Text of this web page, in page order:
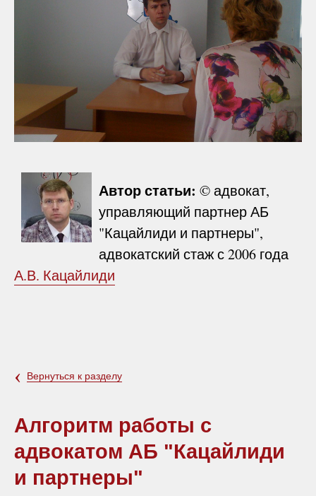
Автор статьи: © адвокат,
управляющий партнер АБ
"Кацайлиди и партнеры",
адвокатский стаж с 2006 года
А.В. Кацайлиди
‹ Вернуться к разделу
Алгоритм работы с
адвокатом АБ "Кацайлиди
и партнеры"